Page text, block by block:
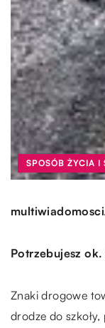
SPOSÓB ŻYCIA I
multiwiadomosci
Potrzebujesz
Znaki drogowe
drodze do